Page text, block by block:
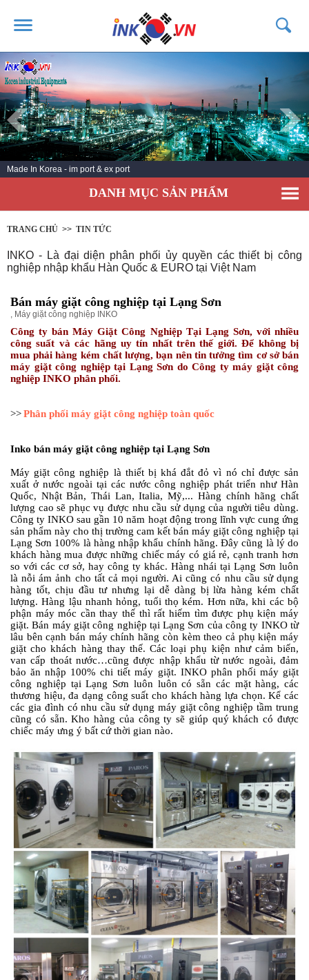
TRANG CHỦ
GIỚI THIỆU
SẢN PHẨM
DỊCH VỤ
TIN TỨC
KHÁCH HÀNG
Made In Korea - im port & ex port
DANH MỤC SẢN PHẨM
TRANG CHỦ >> TIN TỨC
INKO - Là đại diện phân phối ủy quyền các thiết bị công
nghiệp nhập khẩu Hàn Quốc & EURO tại Việt Nam
Bán máy giặt công nghiệp tại Lạng Sơn
Máy giặt công nghiệp INKO
Công ty bán Máy Giặt Công Nghiệp Tại Lạng Sơn, với nhiều
công suất và các hãng uy tín nhất trên thế giới. Để không bị
mua phải hàng kém chất lượng, bạn nên tin tưởng tìm cơ sở bán
máy giặt công nghiệp tại Lạng Sơn do Công ty máy giặt công
nghiệp INKO phân phối.
>>Phân phối máy giặt công nghiệp toàn quốc
Inko bán máy giặt công nghiệp tại Lạng Sơn
Máy giặt công nghiệp là thiết bị khá đắt đỏ vì nó chỉ được sản
xuất ở nước ngoài tại các nước công nghiệp phát triển như Hàn
Quốc, Nhật Bản, Thái Lan, Italia, Mỹ,... Hàng chính hãng chất
lượng cao sẽ phục vụ được nhu cầu sử dụng của người tiêu dùng.
Công ty INKO sau gần 10 năm hoạt động trong lĩnh vực cung ứng
sản phẩm này cho thị trường cam kết bán máy giặt công nghiệp tại
Lạng Sơn 100% là hàng nhập khẩu chính hãng. Đây cũng là lý do
khách hàng mua được những chiếc máy có giá rẻ, cạnh tranh hơn
so với các cơ sở, hay công ty khác. Hàng nhái tại Lạng Sơn luôn
là nỗi ám ảnh cho tất cả mọi người. Ai cũng có nhu cầu sử dụng
hàng tốt, chịu đầu tư nhưng lại dễ dàng bị lừa hàng kém chất
lượng. Hàng lậu nhanh hỏng, tuổi thọ kém. Hơn nữa, khi các bộ
phận máy móc cần thay thế thì rất hiếm tìm được phụ kiện máy
giặt. Bán máy giặt công nghiệp tại Lạng Sơn của công ty INKO từ
lâu bên cạnh bán máy chính hãng còn kèm theo cả phụ kiện máy
giặt cho khách hàng thay thế. Các loại phụ kiện như cảm biến,
van cấp thoát nước…cũng được nhập khẩu từ nước ngoài, đảm
bảo ăn nhập 100% chi tiết máy giặt. INKO phân phối máy giặt
công nghiệp tại Lạng Sơn luôn luôn có sẵn các mặt hàng, các
thương hiệu, đa dạng công suất cho khách hàng lựa chọn. Kể các
các gia đình có nhu cầu sử dụng máy giặt công nghiệp tầm trung
cũng có sẵn. Kho hàng của công ty sẽ giúp quý khách có được
chiếc máy ưng ý bất cứ thời gian nào.